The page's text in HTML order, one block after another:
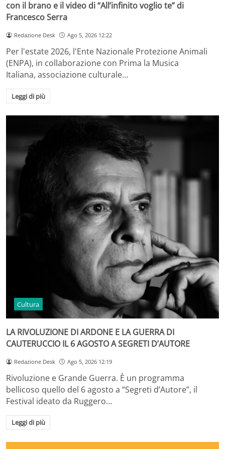
con il brano e il video di “All’infinito voglio te” di
Francesco Serra
Redazione Desk Ago 5, 2026 12:22
Per l'estate 2026, l'Ente Nazionale Protezione Animali
(ENPA), in collaborazione con Prima la Musica
Italiana, associazione culturale…
Leggi di più
Cultura
LA RIVOLUZIONE DI ARDONE E LA GUERRA DI
CAUTERUCCIO IL 6 AGOSTO A SEGRETI D’AUTORE
Redazione Desk Ago 5, 2026 12:19
Rivoluzione e Grande Guerra. È un programma
bellicoso quello del 6 agosto a “Segreti d’Autore”, il
Festival ideato da Ruggero…
Leggi di più